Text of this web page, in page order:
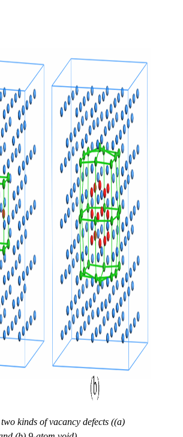
kinds of vacancy defects ((a)